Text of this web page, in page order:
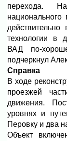
перехода.
технологии в
ВАД по-
подчеркнул
Справка
В ходе
проезжей
движения.
уровнях и
Перовку и два
Объект